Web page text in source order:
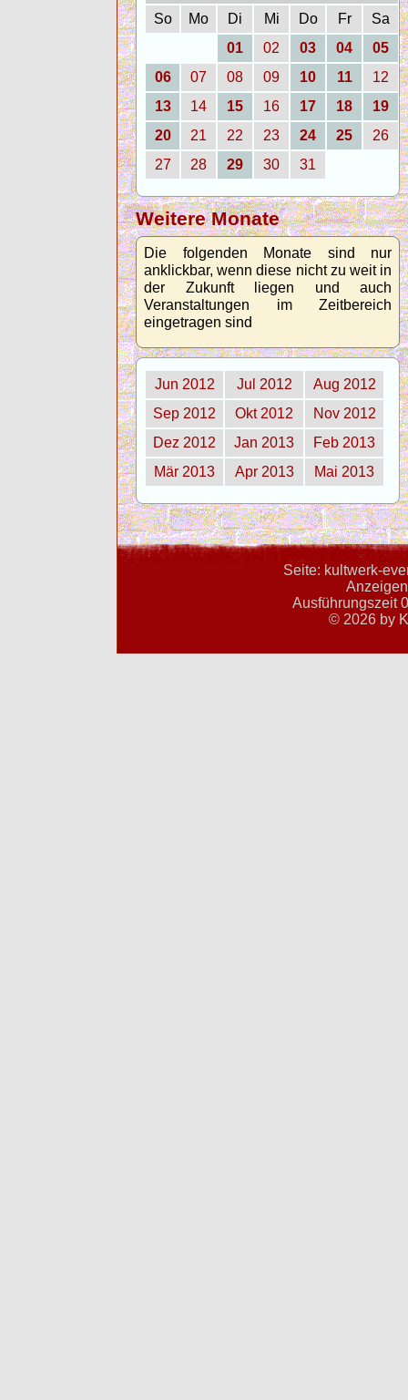
So
Mo Di Mi Do Fr
Sa
01
02 03 04
05
06
07 08 09 10 11
12
13
14 15 16 17 18
19
20
21 22 23 24 25
26
27
28 29 30 31
Weitere Monate
Die folgenden Monate sind nur
anklickbar, wenn diese nicht zu weit in
der Zukunft liegen und auch
Veranstaltungen im Zeitbereich
eingetragen sind
Jun 2012 Jul 2012
Aug 2012
Sep 2012
Okt 2012
Nov 2012
Dez 2012
Jan 2013
Feb 2013
Mär 2013
Apr 2013 Mai 2013
Seite: kultwerk-
Ausführungszeit
© 2026 by